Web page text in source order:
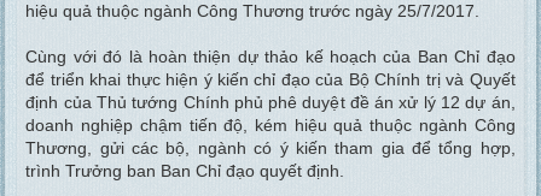
hiệu quả thuộc ngành Công Thương trước ngày 25/7/2017.
Cùng với đó là hoàn thiện dự thảo kế hoạch của Ban Chỉ đạo
để triển khai thực hiện ý kiến chỉ đạo của Bộ Chính trị và Quyết
định của Thủ tướng Chính phủ phê duyệt đề án xử lý 12 dự án,
doanh nghiệp chậm tiến độ, kém hiệu quả thuộc ngành Công
Thương, gửi các bộ, ngành có ý kiến tham gia để tổng hợp,
trình Trưởng ban Ban Chỉ đạo quyết định.